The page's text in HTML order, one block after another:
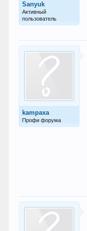
Sanyuk
Активный
пользователь
kampaxa
Профи форума